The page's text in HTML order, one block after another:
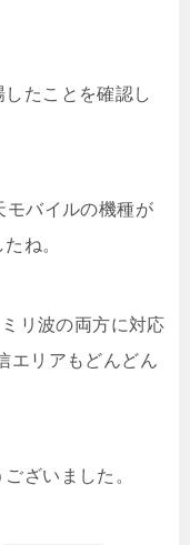
たことを確認し
モバイルの機種が
ね。
リ波の両方に対応
エリアもどんどん
ざいました。